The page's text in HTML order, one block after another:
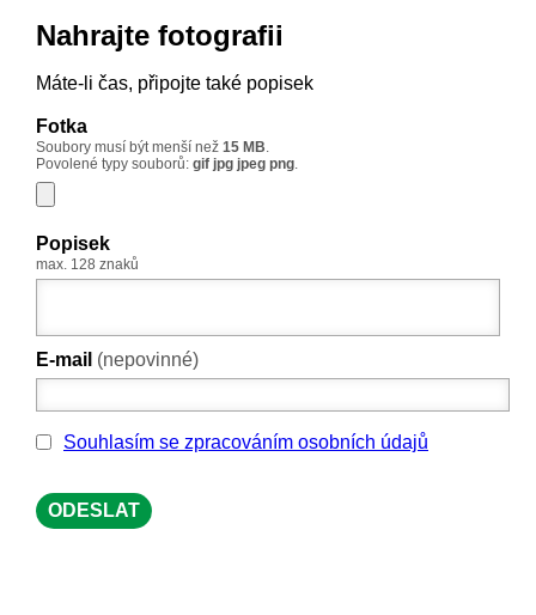
Přejít k hlavnímu obsahu
Nahrajte fotografii
Máte-li čas, připojte také popisek
Fotka
Soubory musí být menší než 15 MB.
Povolené typy souborů: gif jpg jpeg png.
Popisek
max. 128 znaků
E-mail (nepovinné)
Souhlas se zpracováním osobních údajů
Souhlasím se zpracováním osobních údajů